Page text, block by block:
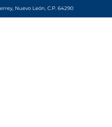
Nuevo León, C.P. 64290